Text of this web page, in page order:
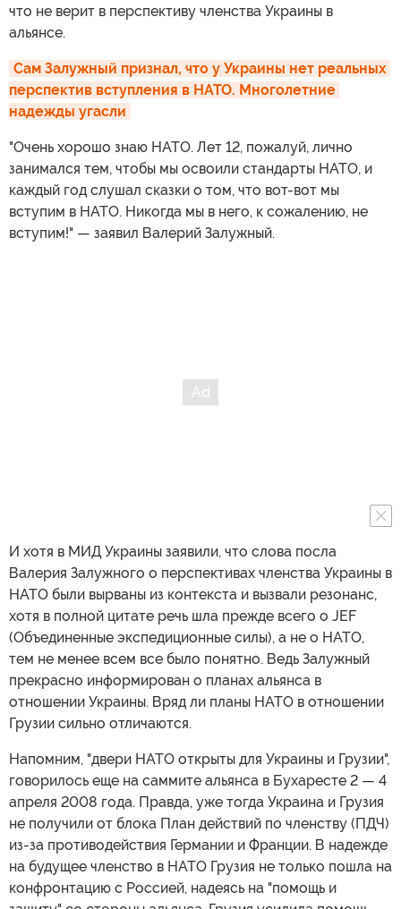
что не верит в перспективу членства Украины в
альянсе.
Сам Залужный признал, что у Украины нет реальных
перспектив вступления в НАТО. Многолетние
надежды угасли
"Очень хорошо знаю НАТО. Лет 12, пожалуй, лично
занимался тем, чтобы мы освоили стандарты НАТО, и
каждый год слушал сказки о том, что вот-вот мы
вступим в НАТО. Никогда мы в него, к сожалению, не
вступим!" — заявил Валерий Залужный.
И хотя в МИД Украины заявили, что слова посла
Валерия Залужного о перспективах членства Украины в
НАТО были вырваны из контекста и вызвали резонанс,
хотя в полной цитате речь шла прежде всего о JEF
(Объединенные экспедиционные силы), а не о НАТО,
тем не менее всем все было понятно. Ведь Залужный
прекрасно информирован о планах альянса в
отношении Украины. Вряд ли планы НАТО в отношении
Грузии сильно отличаются.
Напомним, "двери НАТО открыты для Украины и Грузии",
говорилось еще на саммите альянса в Бухаресте 2 — 4
апреля 2008 года. Правда, уже тогда Украина и Грузия
не получили от блока План действий по членству (ПДЧ)
из-за противодействия Германии и Франции. В надежде
на будущее членство в НАТО Грузия не только пошла на
конфронтацию с Россией, надеясь на "помощь и